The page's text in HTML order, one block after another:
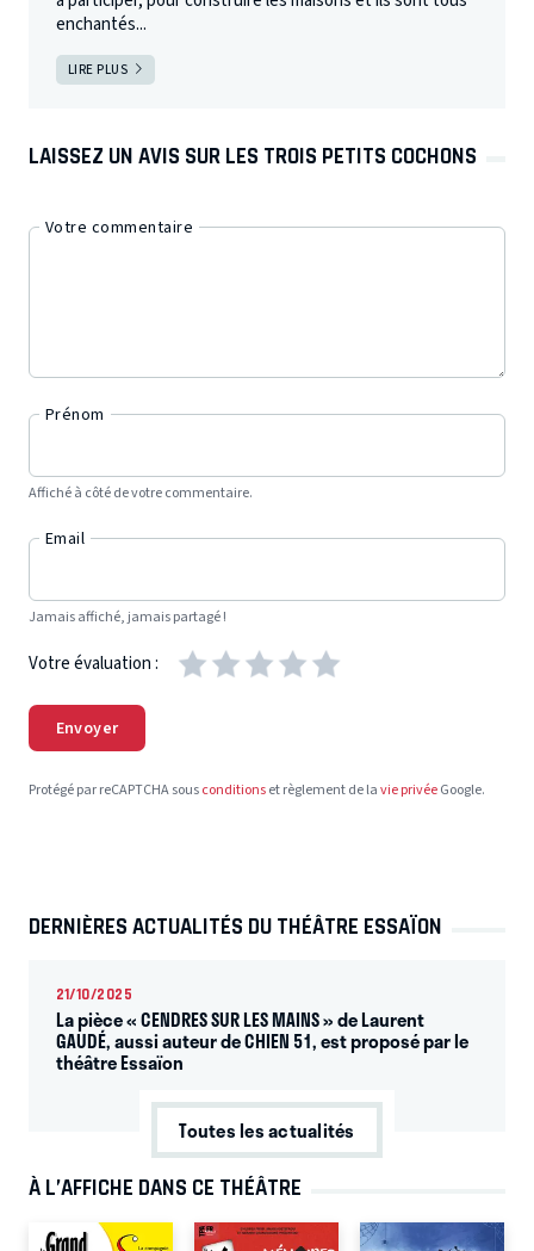
enchantés...
LIRE PLUS
LAISSEZ UN AVIS SUR LES TROIS PETITS COCHONS
Votre commentaire
Prénom
Affiché à côté de votre commentaire.
Email
Jamais affiché, jamais partagé !
Votre évaluation :
Envoyer
Protégé par reCAPTCHA sousconditionset règlement de lavie privéeGoogle.
DERNIÈRES ACTUALITÉS DU THÉÂTRE ESSAÏON
21/10/2025
La pièce « CENDRES SUR LES MAINS » de Laurent
GAUDÉ, aussi auteur de CHIEN 51, est proposé par le
théâtre Essaïon
Toutes les actualités
À L’AFFICHE DANS CE THÉÂTRE